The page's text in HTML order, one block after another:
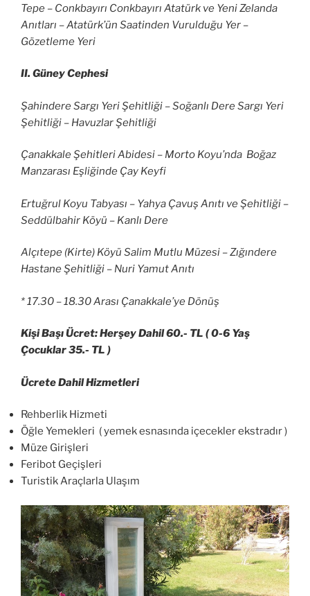
Tepe – Conkbayırı Conkbayırı Atatürk ve Yeni Zelanda
Anıtları – Atatürk’ün Saatinden Vurulduğu Yer –
Gözetleme Yeri
II. Güney Cephesi
Şahindere Sargı Yeri Şehitliği – Soğanlı Dere Sargı Yeri
Şehitliği – Havuzlar Şehitliği
Çanakkale Şehitleri Abidesi – Morto Koyu’nda Boğaz
Manzarası Eşliğinde Çay Keyfi
Ertuğrul Koyu Tabyası – Yahya Çavuş Anıtı ve Şehitliği –
Seddülbahir Köyü – Kanlı Dere
Alçıtepe (Kirte) Köyü Salim Mutlu Müzesi – Zığındere
Hastane Şehitliği – Nuri Yamut Anıtı
* 17.30 – 18.30 Arası Çanakkale’ye Dönüş
Kişi Başı Ücret: Herşey Dahil 60.- TL ( 0-6 Yaş
Çocuklar 35.- TL )
Ücrete Dahil Hizmetleri
Rehberlik Hizmeti
Öğle Yemekleri ( yemek esnasında içecekler ekstradır )
Müze Girişleri
Feribot Geçişleri
Turistik Araçlarla Ulaşım